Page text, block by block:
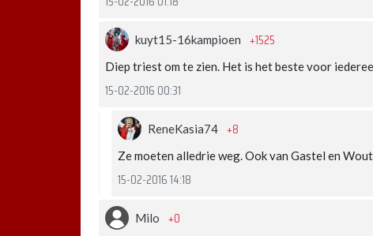
kuyt15-16kampioen +1525
Diep triest om te zien. Het is het beste voor
15-02-2016 00:31
ReneKasia74 +8
Ze moeten alledrie weg. Ook van Gastel en
15-02-2016 14:18
Milo +0